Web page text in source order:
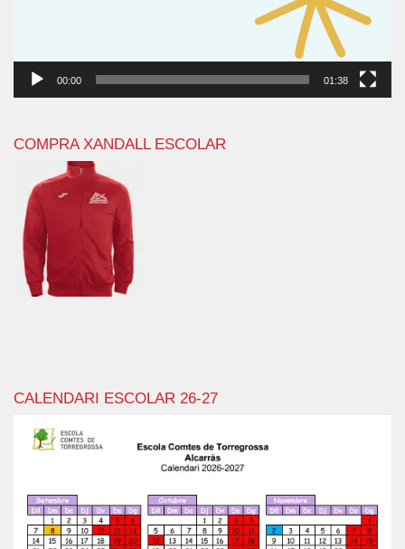
00:00 01:38
COMPRA XANDALL ESCOLAR
CALENDARI ESCOLAR 26-27